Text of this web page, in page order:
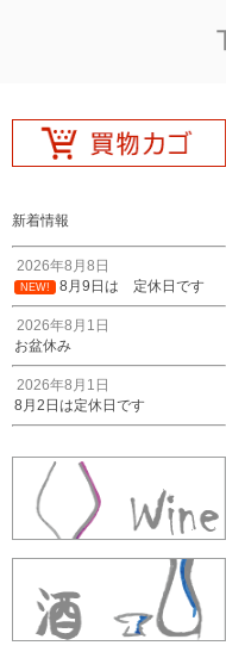
新着情報
2026年8月8日
NEW! 8月9日は 定休日です
2026年8月1日
お盆休み
2026年8月1日
8月2日は定休日です